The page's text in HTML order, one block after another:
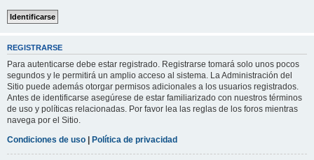
REGISTRARSE
Para autenticarse debe estar registrado. Registrarse tomará solo unos pocos
segundos y le permitirá un amplio acceso al sistema. La Administración del
Sitio puede además otorgar permisos adicionales a los usuarios registrados.
Antes de identificarse asegúrese de estar familiarizado con nuestros términos
de uso y políticas relacionadas. Por favor lea las reglas de los foros mientras
navega por el Sitio.
Condiciones de uso | Política de privacidad